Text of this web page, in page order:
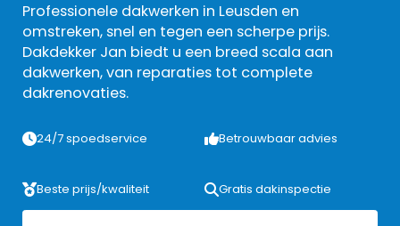
Professionele dakwerken in Leusden en
omstreken, snel en tegen een scherpe prijs.
Dakdekker Jan biedt u een breed scala aan
dakwerken, van reparaties tot complete
dakrenovaties.
24/7 spoedservice Betrouwbaar advies
Beste prijs/kwaliteit Gratis dakinspectie